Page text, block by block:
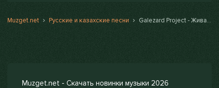
Muzget.net Русские и казахские песни Galezard Project - Живая мечта
Muzget.net - Скачать новинки музыки 2026